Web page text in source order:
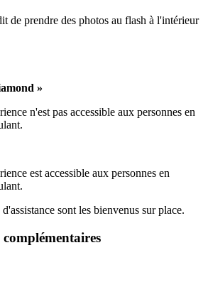
de prendre des photos au flash à l'intérieur
»
n'est pas accessible aux personnes en
est accessible aux personnes en
sont les bienvenus sur place.